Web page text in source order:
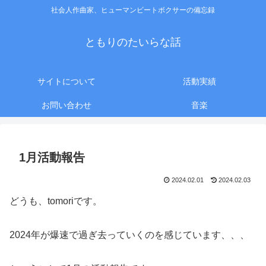
社会人作曲家、ヒューマンビートボクサーの備忘録
ともりのたいらな話
サイトについて 活動実績
お問い合わせ 音楽
1月活動報告
2024.02.01 2024.02.03
どうも、tomoriです。
2024年が爆速で過ぎ去っていくのを感じています、、、